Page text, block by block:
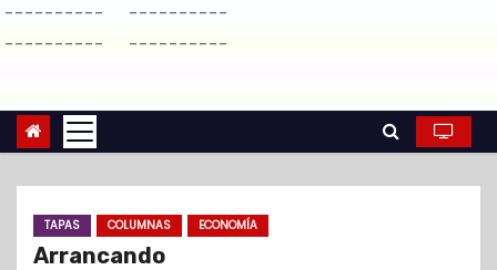
a
r
l
----------
----------
----------
----------
TAPAS COLUMNAS ECONOMÍA
Arrancando